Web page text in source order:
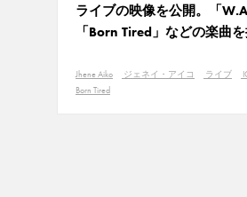
ライブの映像を公開。「
「Born Tired」などの楽曲
Jhene Aiko ジェネイ・アイコ ライブ
Born Tired